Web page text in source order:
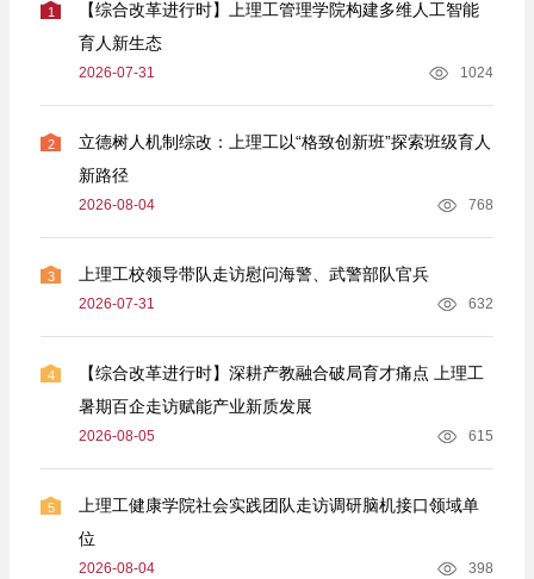
1
【综合改革进行时】上理工管理学院构建多维人工智能
育人新生态
2026-07-31 1024
2
立德树人机制综改：上理工以“格致创新班”探索班级育人
新路径
2026-08-04 768
3 上理工校领导带队走访慰问海警、武警部队官兵
2026-07-31 632
4
【综合改革进行时】深耕产教融合破局育才痛点 上理工
暑期百企走访赋能产业新质发展
2026-08-05 615
5
上理工健康学院社会实践团队走访调研脑机接口领域单
位
2026-08-04 398